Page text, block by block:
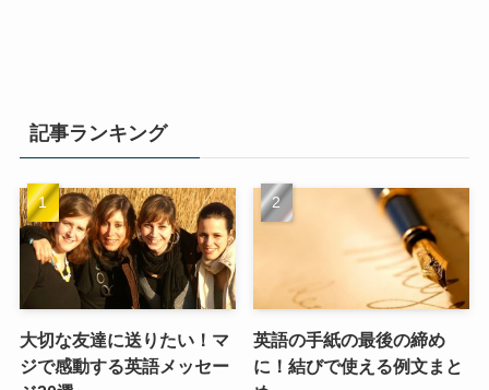
記事ランキング
大切な友達に送りたい！マ
ジで感動する英語メッセー
英語の手紙の最後の締め
に！結びで使える例文まと